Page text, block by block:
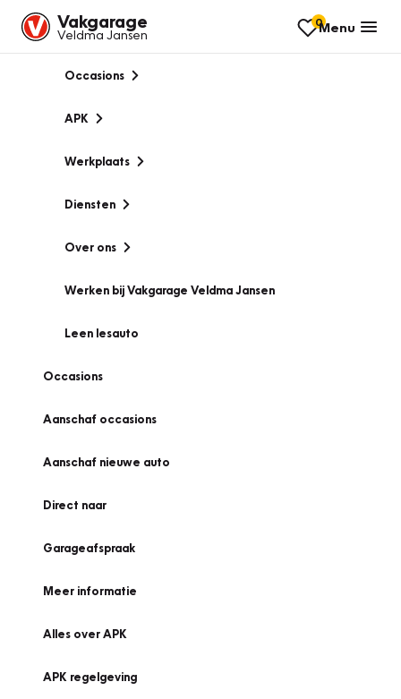
Vakgarage
Veldma Jansen
0Menu
Occasions
APK
Werkplaats
Diensten
Over ons
Werken bij Vakgarage Veldma Jansen
Leen lesauto
Occasions
Aanschaf occasions
Aanschaf nieuwe auto
Direct naar
Garageafspraak
Meer informatie
Alles over APK
APK regelgeving